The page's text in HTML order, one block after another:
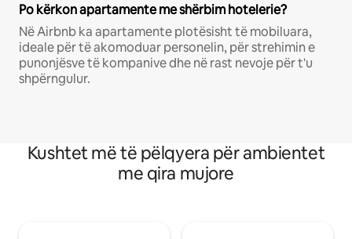
Po kërkon apartamente me shërbim hotelerie?
Në Airbnb ka apartamente plotësisht të mobiluara,
ideale për të akomoduar personelin, për strehimin e
punonjësve të kompanive dhe në rast nevoje për t'u
shpërngulur.
Kushtet më të pëlqyera për ambientet
me qira mujore